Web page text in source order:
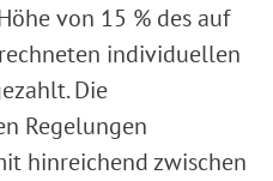
von 15 % des auf
individuellen
Die
Regelungen
hinreichend zwischen